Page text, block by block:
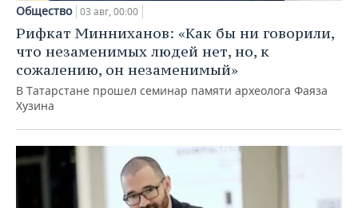
Общество 03 авг, 00:00
Рифкат Минниханов: «Как бы ни говорили,
что незаменимых людей нет, но, к
сожалению, он незаменимый»
В Татарстане прошел семинар памяти археолога Фаяза
Хузина